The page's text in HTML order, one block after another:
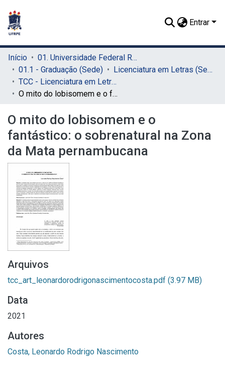
Entrar
Início
01. Universidade Federal Rural de Pernambuco - UFRPE (Sede)
01.1 - Graduação (Sede)
Licenciatura em Letras (Sede)
TCC - Licenciatura em Letras (Sede)
O mito do lobisomem e o fantástico: o sobrenatural na Zona da Mata pernambucana
O mito do lobisomem e o
fantástico: o sobrenatural na Zona
da Mata pernambucana
Arquivos
tcc_art_leonardorodrigonascimentocosta.pdf (3.97 MB)
Data
2021
Autores
Costa, Leonardo Rodrigo Nascimento